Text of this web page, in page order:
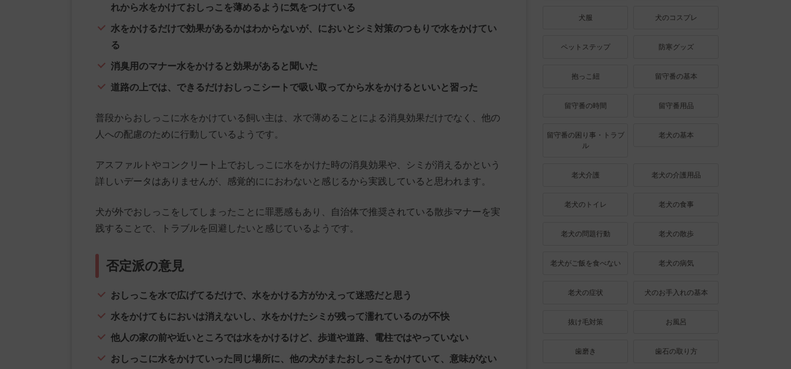
れから水をかけておしっこを薄めるように気をつけている
水をかけるだけで効果があるかはわからないが、においとシミ対策のつもりで水をかけてい
る
消臭用のマナー水をかけると効果があると聞いた
道路の上では、できるだけおしっこシートで吸い取ってから水をかけるといいと習った
普段からおしっこに水をかけている飼い主は、水で薄めることによる消臭効果だけでなく、他の
人への配慮のために行動しているようです。
アスファルトやコンクリート上でおしっこに水をかけた時の消臭効果や、シミが消えるかという
詳しいデータはありませんが、感覚的ににおわないと感じるから実践していると思われます。
犬が外でおしっこをしてしまったことに罪悪感もあり、自治体で推奨されている散歩マナーを実
践することで、トラブルを回避したいと感じているようです。
否定派の意見
おしっこを水で広げてるだけで、水をかける方がかえって迷惑だと思う
水をかけてもにおいは消えないし、水をかけたシミが残って濡れているのが不快
他人の家の前や近いところでは水をかけるけど、歩道や道路、電柱ではやっていない
おしっこに水をかけていった同じ場所に、他の犬がまたおしっこをかけていて、意味がない
犬服 犬のコスプレ
ペットステップ 防寒グッズ
抱っこ紐 留守番の基本
留守番の時間 留守番用品
留守番の困り事・トラブ
ル
老犬の基本
老犬介護 老犬の介護用品
老犬のトイレ 老犬の食事
老犬の問題行動 老犬の散歩
老犬がご飯を食べない 老犬の病気
老犬の症状 犬のお手入れの基本
抜け毛対策 お風呂
歯磨き 歯石の取り方